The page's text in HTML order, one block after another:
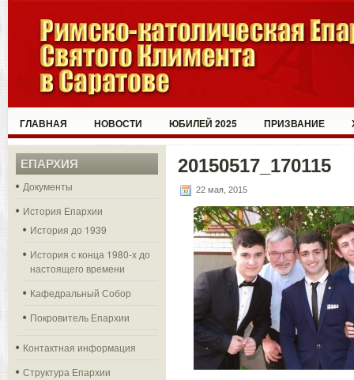
ГЛАВНАЯ НОВОСТИ ЮБИЛЕЙ 2025 ПРИЗВАНИЕ
ЕПАРХИЯ
Документы
История Епархии
История до 1939
История с конца 1980-х до
настоящего времени
Кафедральный Собор
Покровитель Епархии
Контактная информация
Структура Епархии
20150517_170115
22 мая, 2015